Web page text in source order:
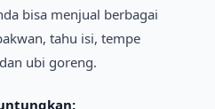
bisa menjual berbagai
tahu isi, tempe
ubi goreng.